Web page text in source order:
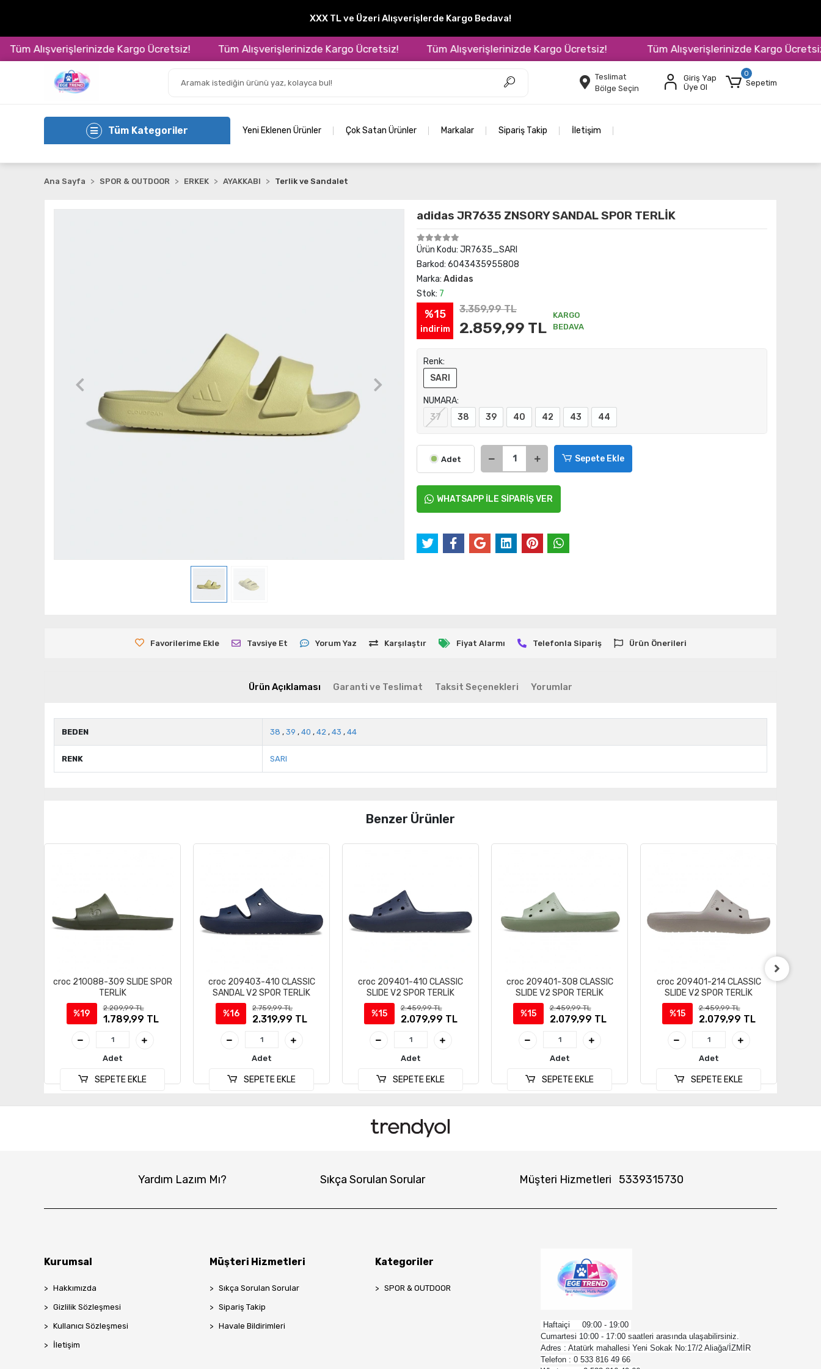
XXX TL ve Üzeri Alışverişlerde Kargo Bedava!
Alışverişlerinizde Kargo Ücretsiz! Tüm Alışverişlerinizde Kargo Ücretsiz! Tüm Alışverişlerinizde Kargo Ücretsiz! Tüm Alışverişlerinizde Kargo Ücretsiz!
Teslimat
Bölge Seçin
Giriş Yap
Üye Ol
0
Sepetim
Tüm Kategoriler Yeni Eklenen Ürünler Çok Satan Ürünler Markalar Sipariş Takip İletişim
Ana Sayfa SPOR & OUTDOOR ERKEK AYAKKABI Terlik ve Sandalet
adidas JR7635 ZNSORY SANDAL SPOR TERLİK
Ürün Kodu: JR7635_SARI
Barkod: 6043435955808
Marka: Adidas
Stok: 7
%15
indirim
3.359,99 TL
2.859,99 TL
KARGO
BEDAVA
Renk:
SARI
NUMARA:
37
38 39 40 42 43 44
Adet Sepete Ekle
WHATSAPP İLE SİPARİŞ VER
Favorilerime Ekle Tavsiye Et Yorum Yaz Karşılaştır Fiyat Alarmı Telefonla Sipariş Ürün Önerileri
Ürün Açıklaması Garanti ve Teslimat Taksit Seçenekleri Yorumlar
BEDEN 38 , 39 , 40 , 42 , 43 , 44
RENK SARI
Benzer Ürünler
croc 210088-309 SLIDE SPOR
TERLİK
%19
2.209,99 TL
1.789,99 TL
Adet
SEPETE EKLE
croc 209403-410 CLASSIC
SANDAL V2 SPOR TERLİK
%16
2.759,99 TL
2.319,99 TL
Adet
SEPETE EKLE
croc 209401-410 CLASSIC
SLIDE V2 SPOR TERLİK
%15
2.459,99 TL
2.079,99 TL
Adet
SEPETE EKLE
croc 209401-308 CLASSIC
SLIDE V2 SPOR TERLİK
%15
2.459,99 TL
2.079,99 TL
Adet
SEPETE EKLE
croc 209401-214 CLASSIC
SLIDE V2 SPOR TERLİK
%15
2.459,99 TL
2.079,99 TL
Adet
SEPETE EKLE
Yardım Lazım Mı? Sıkça Sorulan Sorular Müşteri Hizmetleri 5339315730
Kurumsal
Hakkımızda
Gizlilik Sözleşmesi
Kullanıcı Sözleşmesi
İletişim
Müşteri Hizmetleri
Sıkça Sorulan Sorular
Sipariş Takip
Havale Bildirimleri
Kategoriler
SPOR & OUTDOOR
Haftaiçi 09:00 - 19:00
Cumartesi 10:00 - 17:00 saatleri arasında ulaşabilirsiniz.
Adres : Atatürk mahallesi Yeni Sokak No:17/2 Aliağa/İZMİR
Telefon : 0 533 816 49 66